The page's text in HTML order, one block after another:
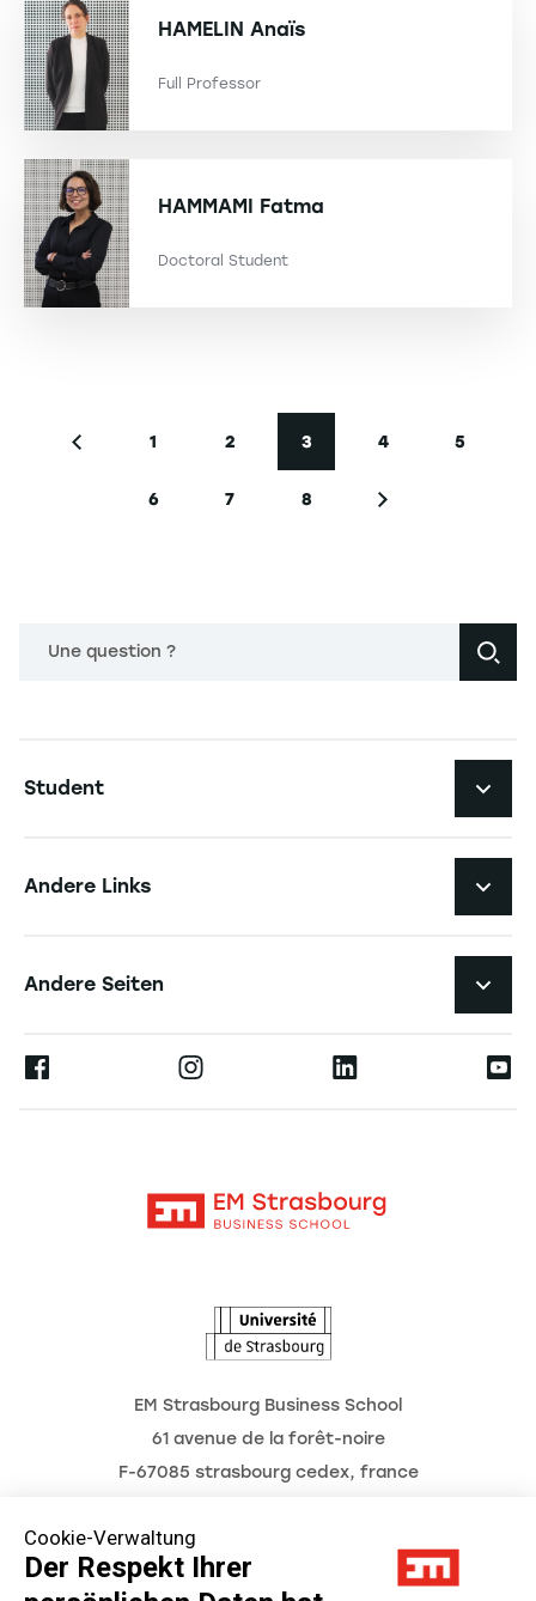
Cookie-Verwaltung
Der Respekt Ihrer
HAMELIN Anaïs
Full Professor
HAMMAMI Fatma
Doctoral Student
Vorherige Seite
Seite
1
Seite
2
Aktuelle Seite
3
Seite
4
Seite
5
Seite
6
Seite
7
Seite
8
Nächste Seite
Une question ?
Student
Forschung
Andere Links
Andere Seiten
Ernest
EM Strasbourg Business School
61 avenue de la forêt-noire
F-67085 strasbourg cedex, france